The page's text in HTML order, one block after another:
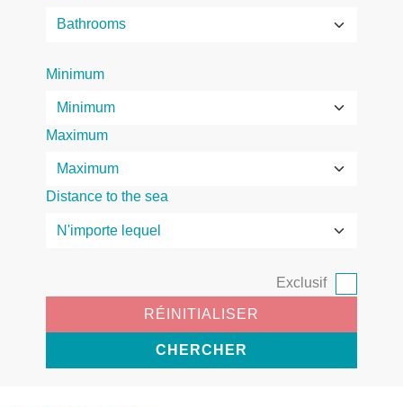
Minimum
Maximum
Distance to the sea
Exclusif
RÉINITIALISER
CHERCHER